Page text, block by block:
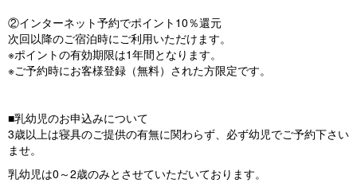
②インターネット予約でポイント10％還元
次回以降のご宿泊時にご利用いただけます。
※ポイントの有効期限は1年間となります。
※ご予約時にお客様登録（無料）された方限定です。
■乳幼児のお申込みについて
3歳以上は寝具のご提供の有無に関わらず、必ず幼児でご予約下さい
ませ。
乳幼児は0～2歳のみとさせていただいております。